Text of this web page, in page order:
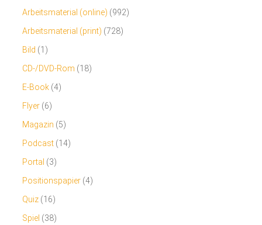
Arbeitsmaterial (online) (992)
Arbeitsmaterial (print) (728)
Bild (1)
CD-/DVD-Rom (18)
E-Book (4)
Flyer (6)
Magazin (5)
Podcast (14)
Portal (3)
Positionspapier (4)
Quiz (16)
Spiel (38)